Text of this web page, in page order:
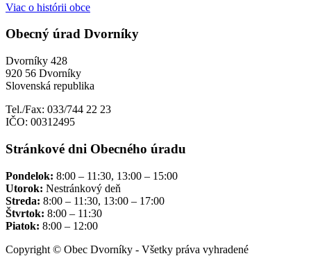
Viac o histórii obce
Obecný úrad Dvorníky
Dvorníky 428
920 56 Dvorníky
Slovenská republika
Tel./Fax: 033/744 22 23
IČO: 00312495
Stránkové dni Obecného úradu
Pondelok: 8:00 – 11:30, 13:00 – 15:00
Utorok: Nestránkový deň
Streda: 8:00 – 11:30, 13:00 – 17:00
Štvrtok: 8:00 – 11:30
Piatok: 8:00 – 12:00
Copyright © Obec Dvorníky - Všetky práva vyhradené